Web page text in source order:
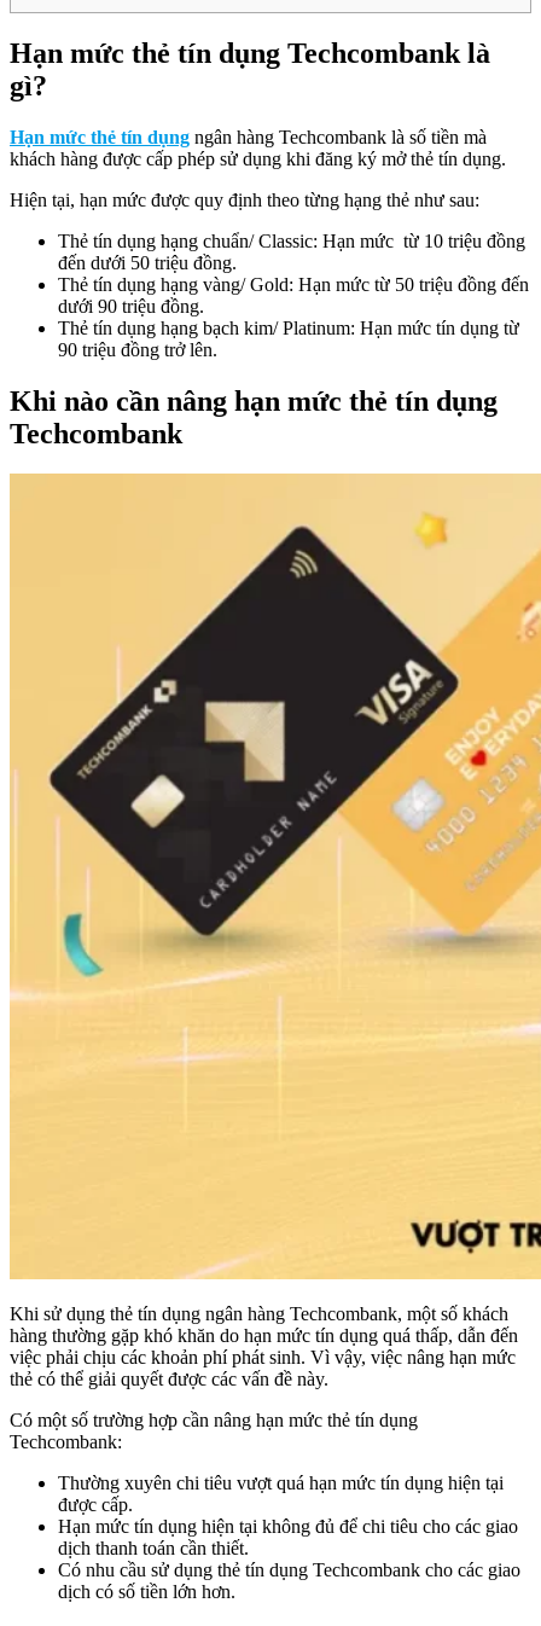
Hạn mức thẻ tín dụng Techcombank là
gì?
Hạn mức thẻ tín dụng ngân hàng Techcombank là số tiền mà
khách hàng được cấp phép sử dụng khi đăng ký mở thẻ tín dụng.
Hiện tại, hạn mức được quy định theo từng hạng thẻ như sau:
Thẻ tín dụng hạng chuẩn/ Classic: Hạn mức từ 10 triệu đồng
đến dưới 50 triệu đồng.
Thẻ tín dụng hạng vàng/ Gold: Hạn mức từ 50 triệu đồng đến
dưới 90 triệu đồng.
Thẻ tín dụng hạng bạch kim/ Platinum: Hạn mức tín dụng từ
90 triệu đồng trở lên.
Khi nào cần nâng hạn mức thẻ tín dụng
Techcombank
Khi sử dụng thẻ tín dụng ngân hàng Techcombank, một số khách
hàng thường gặp khó khăn do hạn mức tín dụng quá thấp, dẫn đến
việc phải chịu các khoản phí phát sinh. Vì vậy, việc nâng hạn mức
thẻ có thể giải quyết được các vấn đề này.
Có một số trường hợp cần nâng hạn mức thẻ tín dụng
Techcombank:
Thường xuyên chi tiêu vượt quá hạn mức tín dụng hiện tại
được cấp.
Hạn mức tín dụng hiện tại không đủ để chi tiêu cho các giao
dịch thanh toán cần thiết.
Có nhu cầu sử dụng thẻ tín dụng Techcombank cho các giao
dịch có số tiền lớn hơn.